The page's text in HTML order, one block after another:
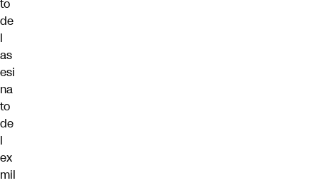
to
de
l
as
esi
na
to
de
l
ex
mil